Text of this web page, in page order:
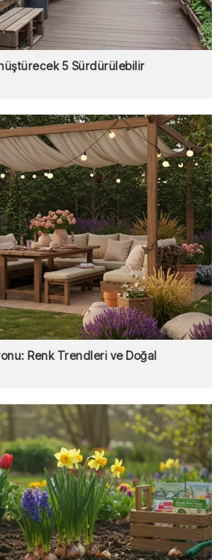
5 Sürdürülebilir
Renk Trendleri ve Doğal